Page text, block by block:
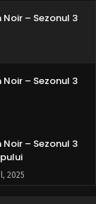
– Sezonul 3
– Sezonul 3
– Sezonul 3
2025